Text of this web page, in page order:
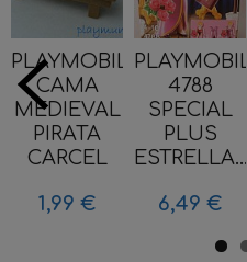
PLAYMOBIL
CAMA
MEDIEVAL
PIRATA
CARCEL
1,99 €
PLAYMOBIL
4788
SPECIAL
PLUS
ESTRELLA...
6,49 €